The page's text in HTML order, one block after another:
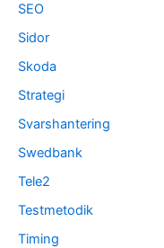
SEO
Sidor
Skoda
Strategi
Svarshantering
Swedbank
Tele2
Testmetodik
Timing